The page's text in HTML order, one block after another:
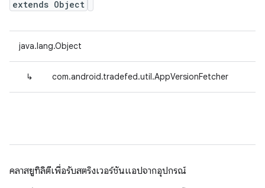
extends Object
java.lang.Object
↳ com.android.tradefed.util.AppVersionFetcher
คลาสยูทิลิตีเพื่อรับสตริงเวอร์ชันแอปจากอุปกรณ์